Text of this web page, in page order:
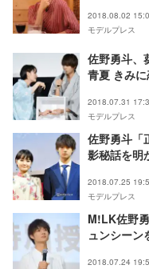
2018.08.02
モデルプレス
佐野勇斗、
青夏 きみ
2018.07.31
モデルプレス
佐野勇斗「
影秘話を明
2018.07.25
モデルプレス
M!LK佐野
ュンシーン
2018.07.24